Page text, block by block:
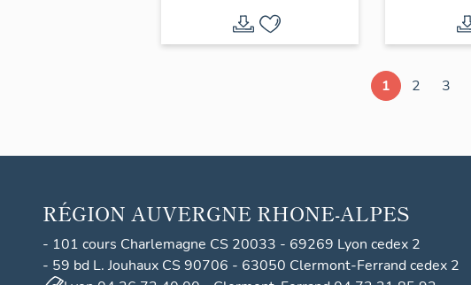
1 2 3
RÉGION AUVERGNE RHONE-ALPES
- 101 cours Charlemagne CS 20033 - 69269 Lyon cedex 2
- 59 bd L. Jouhaux CS 90706 - 63050 Clermont-Ferrand cedex 2